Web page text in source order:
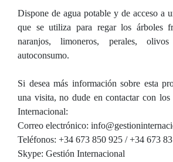
Dispone de agua potable y de acceso a
que se utiliza para regar los árboles
naranjos, limoneros, perales,
autoconsumo.
Si desea más información sobre esta
una visita, no dude en contactar con los
Internacional:
Correo electrónico:
Teléfonos: +34 673 850 925 / +34 673
Skype: Gestión Internacional